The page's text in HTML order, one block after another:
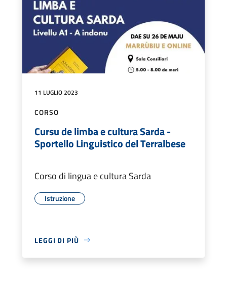
11 LUGLIO 2023
CORSO
Cursu de limba e cultura Sarda -
Sportello Linguistico del Terralbese
Corso di lingua e cultura Sarda
Istruzione
LEGGI DI PIÙ